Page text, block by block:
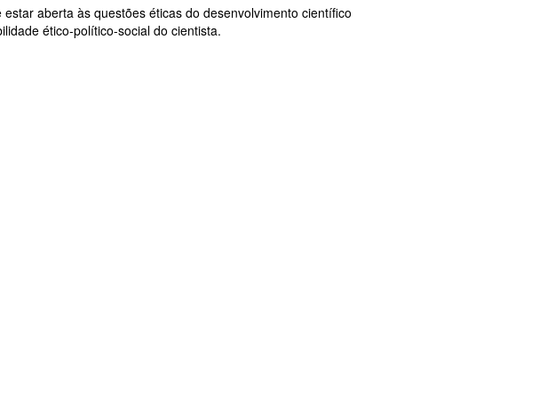
aberta às questões éticas do desenvolvimento científico
ético-político-social do cientista.